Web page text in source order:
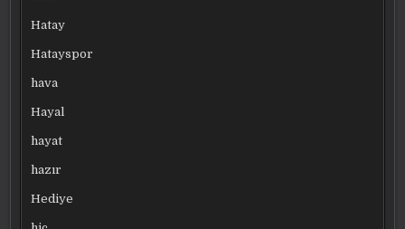
Hatay
Hatayspor
hava
Hayal
hayat
hazır
Hediye